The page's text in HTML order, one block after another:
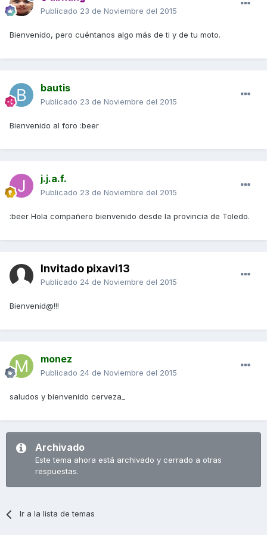
Publicado 23 de Noviembre del 2015
Bienvenido, pero cuéntanos algo más de ti y de tu moto.
bautis
Publicado 23 de Noviembre del 2015
Bienvenido al foro :beer
j.j.a.f.
Publicado 23 de Noviembre del 2015
:beer Hola compañero bienvenido desde la provincia de Toledo.
Invitado pixavi13
Publicado 24 de Noviembre del 2015
Bienvenid@!!!
monez
Publicado 24 de Noviembre del 2015
saludos y bienvenido cerveza_
Archivado
Este tema ahora está archivado y cerrado a otras
respuestas.
Ir a la lista de temas